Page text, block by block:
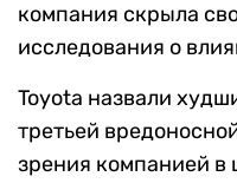
компания скрыла
исследования о
Toyota назвали
третьей
зрения компанией в